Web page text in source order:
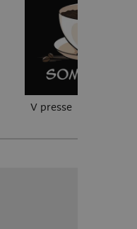
V presse